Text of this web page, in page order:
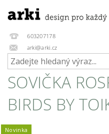
603207178
arki@arki.cz
SOVIČKA
BIRDS BY
Novinka